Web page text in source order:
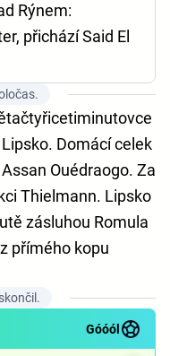
Rýnem:
přichází Said El
Domácí celek
Ouédraogo. Za
Thielmann. Lipsko
zásluhou Romula
přímého kopu
Góóól